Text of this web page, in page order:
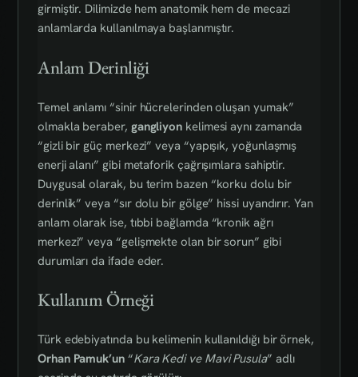
girmiştir. Dilimizde hem anatomik hem de mecazi
anlamlarda kullanılmaya başlanmıştır.
Anlam Derinliği
Temel anlamı “sinir hücrelerinden oluşan yumak”
olmakla beraber, gangliyon kelimesi aynı zamanda
“gizli bir güç merkezi” veya “yapışık, yoğunlaşmış
enerji alanı” gibi metaforik çağrışımlara sahiptir.
Duygusal olarak, bu terim bazen “korku dolu bir
derinlik” veya “sır dolu bir gölge” hissi uyandırır. Yan
anlam olarak ise, tıbbi bağlamda “kronik ağrı
merkezi” veya “gelişmekte olan bir sorun” gibi
durumları da ifade eder.
Kullanım Örneği
Türk edebiyatında bu kelimenin kullanıldığı bir örnek,
Orhan Pamuk’un“Kara Kedi ve Mavi Pusula” adlı